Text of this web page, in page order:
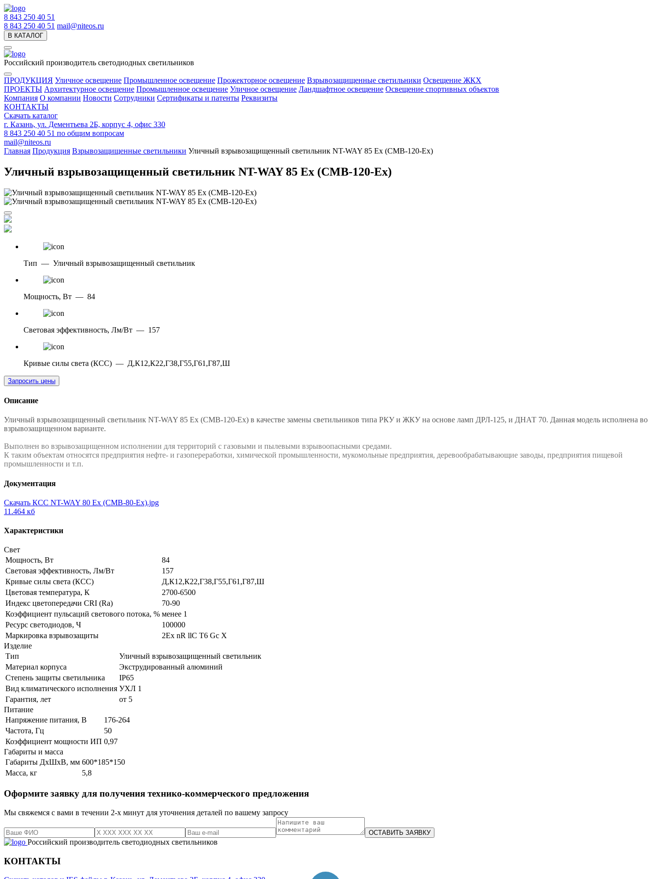
8 843 250 40 51
8 843 250 40 51 mail@niteos.ru
В КАТАЛОГ
Российский производитель светодиодных светильников
ПРОДУКЦИЯ Уличное освещение Промышленное освещение Прожекторное освещение Взрывозащищенные светильники Освещение ЖКХ
ПРОЕКТЫ Архитектурное освещение Промышленное освещение Уличное освещение Ландшафтное освещение Освещение спортивных объектов
Компания О компании Новости Сотрудники Сертификаты и патенты Реквизиты
КОНТАКТЫ
Скачать каталог
г. Казань, ул. Дементьева 2Б, корпус 4, офис 330
8 843 250 40 51 по общим вопросам
mail@niteos.ru
Главная Продукция Взрывозащищенные светильники Уличный взрывозащищенный светильник NT-WAY 85 Ex (CMB-120-Ex)
Уличный взрывозащищенный светильник NT-WAY 85 Ex (CMB-120-Ex)
Тип — Уличный взрывозащищенный светильник
Мощность, Вт — 84
Световая эффективность, Лм/Вт — 157
Кривые силы света (КСС) — Д,К12,К22,Г38,Г55,Г61,Г87,Ш
Запросить цены
Описание
Уличный взрывозащищенный светильник NT-WAY 85 Ex (CMB-120-Ex) в качестве замены светильников типа РКУ и ЖКУ на основе ламп ДРЛ-125, и ДНАТ 70. Данная модель исполнена во
взрывозащищенном варианте.
Выполнен во взрывозащищенном исполнении для территорий с газовыми и пылевыми взрывоопасными средами.
К таким объектам относятся предприятия нефте- и газопереработки, химической промышленности, мукомольные предприятия, деревообрабатывающие заводы, предприятия пищевой
промышленности и т.п.
Документация
Скачать КСС NT-WAY 80 Ex (CMB-80-Ex).jpg
11.464 кб
Характеристики
Свет
Мощность, Вт
84
Световая эффективность, Лм/Вт
157
Кривые силы света (КСС)
Д,К12,К22,Г38,Г55,Г61,Г87,Ш
Цветовая температура, К
2700-6500
Индекс цветопередачи CRI (Ra)
70-90
Коэффициент пульсаций светового потока, % менее 1
Ресурс светодиодов, Ч
100000
Маркировка взрывозащиты
2Ех nR llC T6 Gc X
Изделие
Тип
Уличный взрывозащищенный светильник
Материал корпуса
Экструдированный алюминий
Степень защиты светильника
IP65
Вид климатического исполнения УХЛ 1
Гарантия, лет
от 5
Питание
Напряжение питания, В
176-264
Частота, Гц
50
Коэффициент мощности ИП 0,97
Габариты и масса
Габариты ДхШхВ, мм 600*185*150
Масса, кг
5,8
Оформите заявку для получения технико-коммерческого предложения
Мы свяжемся с вами в течении 2-х минут для уточнения деталей по вашему запросу
Российский производитель светодиодных светильников
КОНТАКТЫ